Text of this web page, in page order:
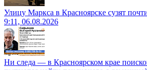
Улицу Маркса в Красноярске сузят
9:11, 06.08.2026
Ни следа — в Красноярском крае